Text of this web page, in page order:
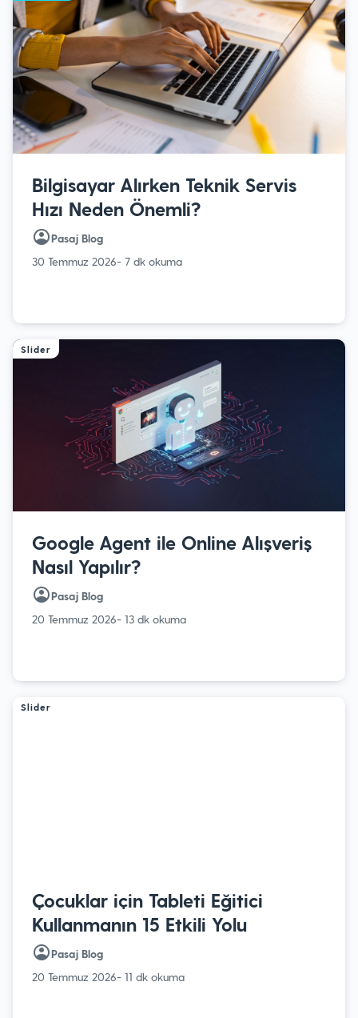
Bilgisayar Alırken Teknik Servis
Hızı Neden Önemli?
Pasaj Blog
30 Temmuz 2026- 7 dk okuma
Slider
Google Agent ile Online Alışveriş
Nasıl Yapılır?
Pasaj Blog
20 Temmuz 2026- 13 dk okuma
Slider
Çocuklar için Tableti Eğitici
Kullanmanın 15 Etkili Yolu
Pasaj Blog
20 Temmuz 2026- 11 dk okuma